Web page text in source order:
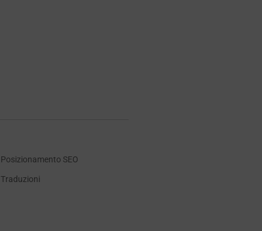
Posizionamento SEO
Traduzioni